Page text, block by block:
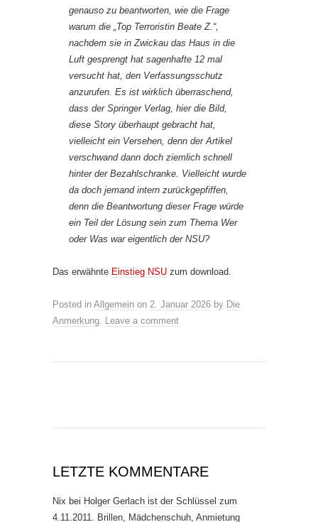
genauso zu beantworten, wie die Frage
warum die „Top Terroristin Beate Z.“,
nachdem sie in Zwickau das Haus in die
Luft gesprengt hat sagenhafte 12 mal
versucht hat, den Verfassungsschutz
anzurufen. Es ist wirklich überraschend,
dass der Springer Verlag, hier die Bild,
diese Story überhaupt gebracht hat,
vielleicht ein Versehen, denn der Artikel
verschwand dann doch ziemlich schnell
hinter der Bezahlschranke. Vielleicht wurde
da doch jemand intern zurückgepfiffen,
denn die Beantwortung dieser Frage würde
ein Teil der Lösung sein zum Thema Wer
oder Was war eigentlich der NSU?
Das erwähnte Einstieg NSU zum download.
Posted in Allgemein on 2. Januar 2026 by Die
Anmerkung. Leave a comment
LETZTE KOMMENTARE
Nix bei Holger Gerlach ist der Schlüssel zum
4.11.2011. Brillen, Mädchenschuh, Anmietung